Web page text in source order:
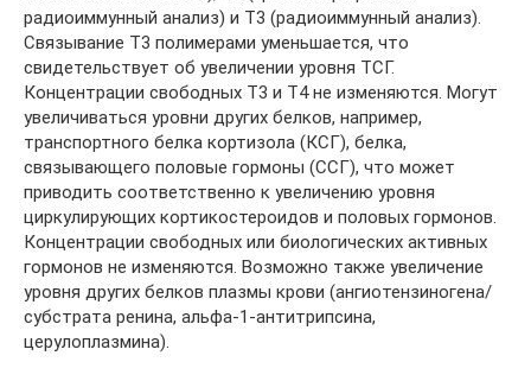
радиоиммунный анализ) и Т3 (радиоиммунный анализ).
Связывание Т3 полимерами уменьшается, что
свидетельствует об увеличении уровня ТСГ.
Концентрации свободных Т3 и Т4 не изменяются. Могут
увеличиваться уровни других белков, например,
транспортного белка кортизола (КСГ), белка,
связывающего половые гормоны (ССГ), что может
приводить соответственно к увеличению уровня
циркулирующих кортикостероидов и половых гормонов.
Концентрации свободных или биологических активных
гормонов не изменяются. Возможно также увеличение
уровня других белков плазмы крови (ангиотензиногена/
субстрата ренина, альфа-1-антитрипсина,
церулоплазмина).